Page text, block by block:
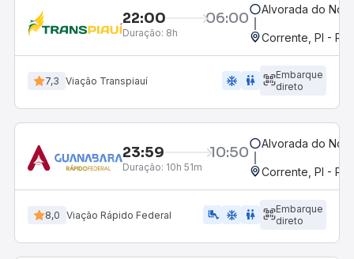
22:00 06:00
Duração: 8h
Alvorada do
Corrente, PI -
7,3 Viação Transpiauí ac_unit wc
Embarque
direto
23:59 10:50
Duração: 10h 51m
Alvorada do
Corrente, PI -
8,0 Viação Rápido Federal airline_seat_legroom_extra ac_unit WC
Embarque
direto